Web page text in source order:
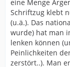
eine Menge
Schriftzug klebt
(u.ä.). Das
wurde) hat man
lenken können
Peinlichkeiten
zerstört..). Man